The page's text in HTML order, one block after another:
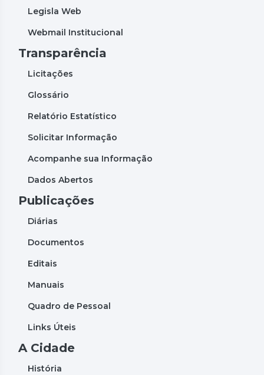
Legisla Web
Webmail Institucional
Transparência
Licitações
Glossário
Relatório Estatístico
Solicitar Informação
Acompanhe sua Informação
Dados Abertos
Publicações
Diárias
Documentos
Editais
Manuais
Quadro de Pessoal
Links Úteis
A Cidade
História